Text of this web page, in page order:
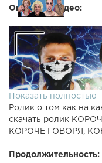
Описание видео:
Показать полностью
Ролик о том как на
скачать ролик
КОРОЧЕ ГОВОРЯ,
Продолжительность: